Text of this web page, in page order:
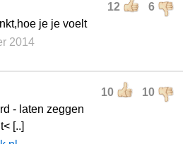
12 6
je je voelt
2014
10 10
- laten zeggen
[..]